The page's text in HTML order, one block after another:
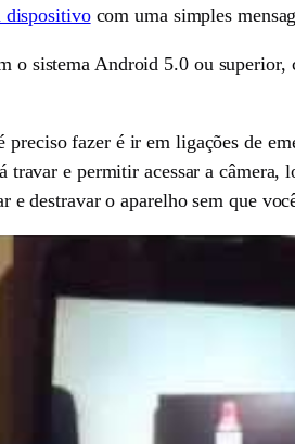
dispositivocom uma simples
o sistema Android 5.0 ou
preciso fazer é ir em ligações de
e permitir acessar a câmera,
destravar o aparelho sem que